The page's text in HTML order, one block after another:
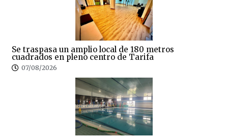
Se traspasa un amplio local de 180 metros
cuadrados en pleno centro de Tarifa
07/08/2026